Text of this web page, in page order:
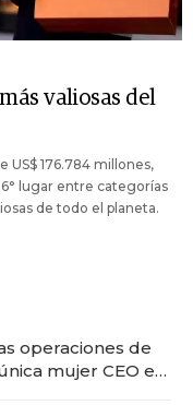
valiosas del
US$ 176.784 millones,
lugar entre categorías
de todo el planeta.
operaciones de
mujer CEO en